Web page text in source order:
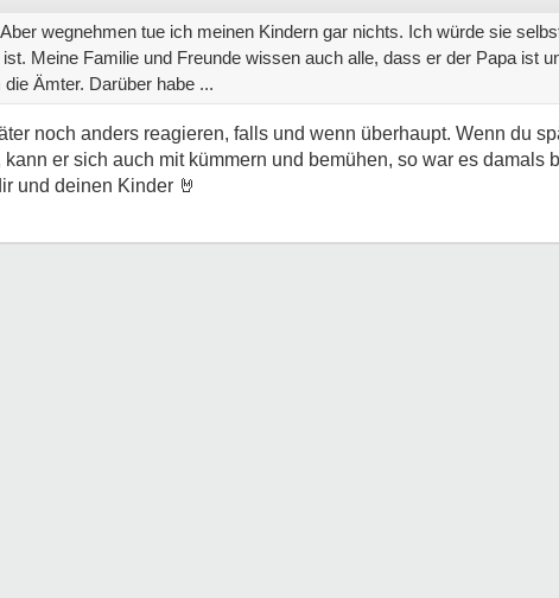
wegnehmen tue ich meinen Kindern gar nichts. Ich würde sie
Meine Familie und Freunde wissen auch alle, dass er der Papa ist
Ämter. Darüber habe ...
noch anders reagieren, falls und wenn überhaupt. Wenn du
er sich auch mit kümmern und bemühen, so war es damals
und deinen Kinder 🤘